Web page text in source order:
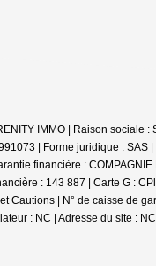
IMMO | Raison sociale
| Forme juridique : SAS
financière :
: 143 887 | Carte G :
| N° de caisse de
: NC | Adresse du site : NC